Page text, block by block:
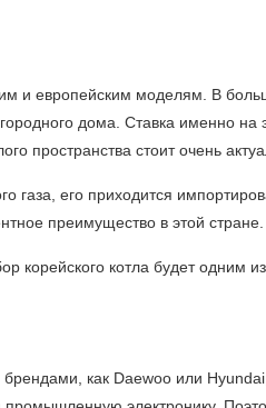
и европейским моделям. В
дома. Ставка именно на
пространства стоит очень
его приходится
преимущество в этой стране.
корейского котла будет одним
как Daewoo или